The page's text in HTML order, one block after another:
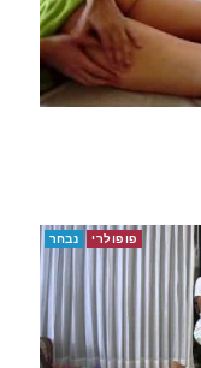
פופולרי נבחר